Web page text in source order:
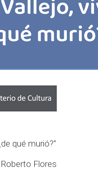
qué murió?”
Flores